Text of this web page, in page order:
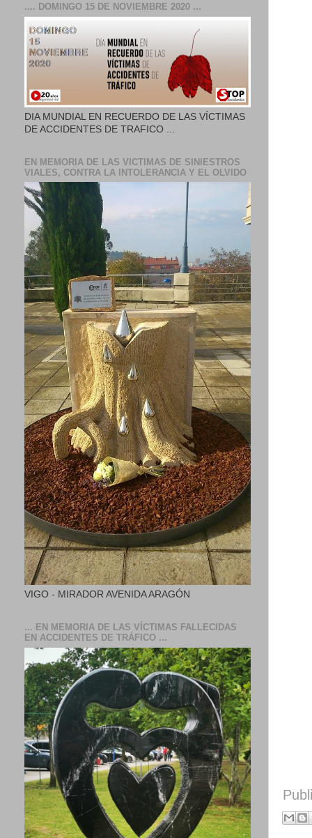
.... DOMINGO 15 DE NOVIEMBRE 2020 ...
DIA MUNDIAL EN RECUERDO DE LAS VÍCTIMAS
DE ACCIDENTES DE TRAFICO ...
EN MEMORIA DE LAS VICTIMAS DE SINIESTROS
VIALES, CONTRA LA INTOLERANCIA Y EL OLVIDO
VIGO - MIRADOR AVENIDA ARAGÓN
... EN MEMORIA DE LAS VÍCTIMAS FALLECIDAS
EN ACCIDENTES DE TRÁFICO ...